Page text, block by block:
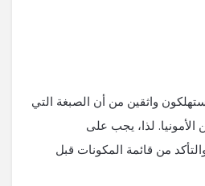
واثقين من أن الصبغة التي
الأمونيا. لذا، يجب على
من قائمة المكونات قبل